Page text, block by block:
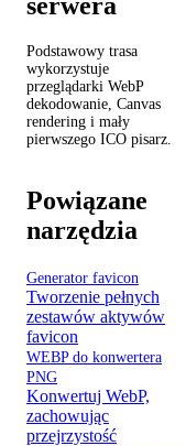
Podstawowy trasa
wykorzystuje
przeglądarki WebP
dekodowanie, Canvas
rendering i mały
pierwszego ICO pisarz.
Powiązane
narzędzia
Generator favicon
Tworzenie pełnych
zestawów aktywów
favicon
WEBP do konwertera
PNG
Konwertuj WebP,
zachowując
przejrzystość